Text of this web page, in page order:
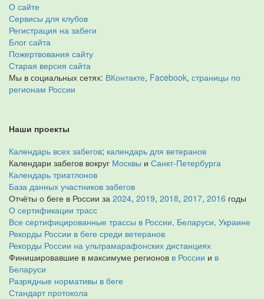
О сайте
Сервисы для клубов
Регистрация на забеги
Блог сайта
Пожертвования сайту
Старая версия сайта
Мы в социальных сетях: ВКонтакте, Facebook, страницы по
регионам России
Наши проекты
Календарь всех забегов; календарь для ветеранов
Календари забегов вокруг Москвы и Санкт-Петербурга
Календарь триатлонов
База данных участников забегов
Отчёты о беге в России за 2024, 2019, 2018, 2017, 2016 годы
О сертификации трасс
Все сертифицированные трассы в России, Беларуси, Украине
Рекорды России в беге среди ветеранов
Рекорды России на ультрамарафонских дистанциях
Финишировавшие в максимуме регионов в России и в
Беларуси
Разрядные нормативы в беге
Стандарт протокола